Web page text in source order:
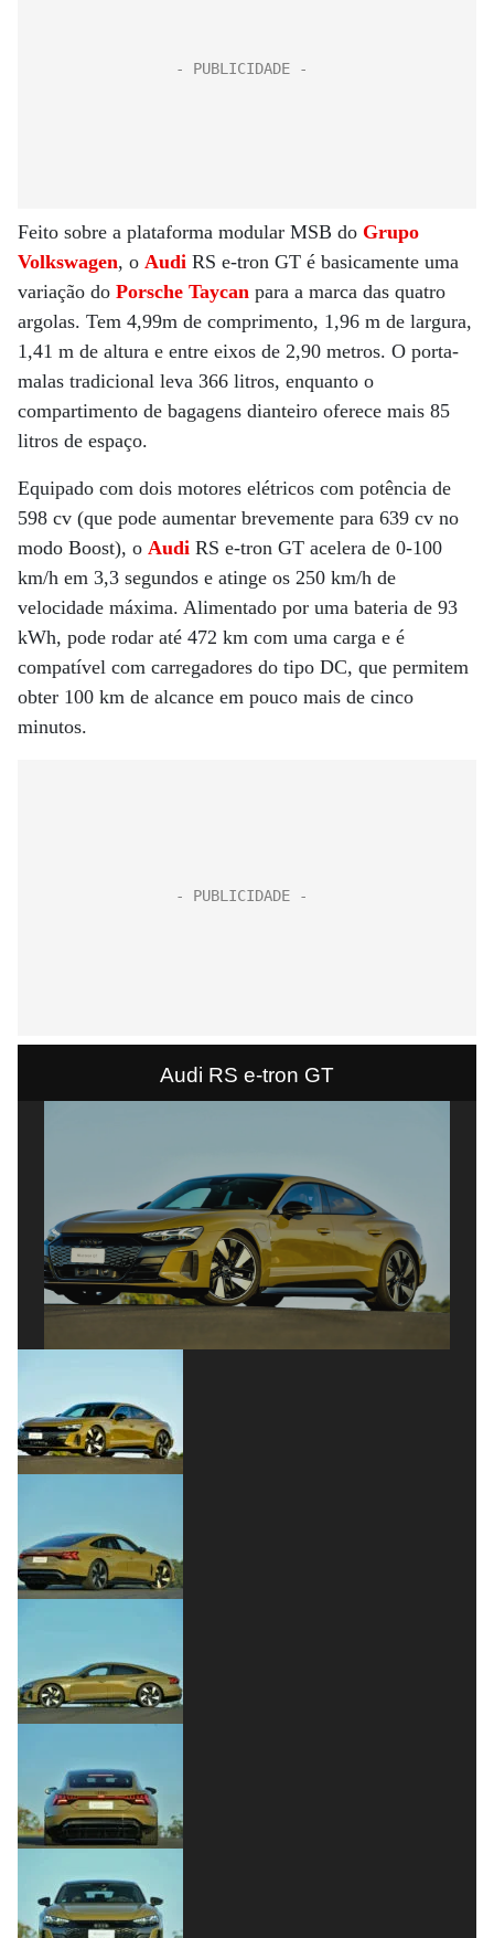
Feito sobre a plataforma modular MSB do Grupo
Volkswagen, o Audi RS e-tron GT é basicamente uma
variação do Porsche Taycan para a marca das quatro
argolas. Tem 4,99m de comprimento, 1,96 m de largura,
1,41 m de altura e entre eixos de 2,90 metros. O porta-
malas tradicional leva 366 litros, enquanto o
compartimento de bagagens dianteiro oferece mais 85
litros de espaço.
Equipado com dois motores elétricos com potência de
598 cv (que pode aumentar brevemente para 639 cv no
modo Boost), o Audi RS e-tron GT acelera de 0-100
km/h em 3,3 segundos e atinge os 250 km/h de
velocidade máxima. Alimentado por uma bateria de 93
kWh, pode rodar até 472 km com uma carga e é
compatível com carregadores do tipo DC, que permitem
obter 100 km de alcance em pouco mais de cinco
minutos.
Audi RS e-tron GT